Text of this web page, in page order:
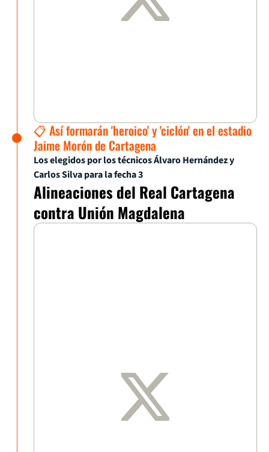
📋 Así formarán 'heroico' y 'ciclón' en el estadio
Jaime Morón de Cartagena
Los elegidos por los técnicos Álvaro Hernández y
Carlos Silva para la fecha 3
Alineaciones del Real Cartagena
contra Unión Magdalena